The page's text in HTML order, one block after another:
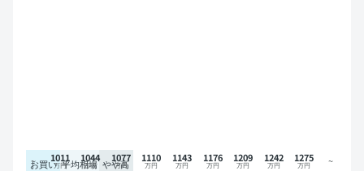
お買い 平均相場 やや高
1011 1044 1077 1110 1143 1176 1209 1242 1275